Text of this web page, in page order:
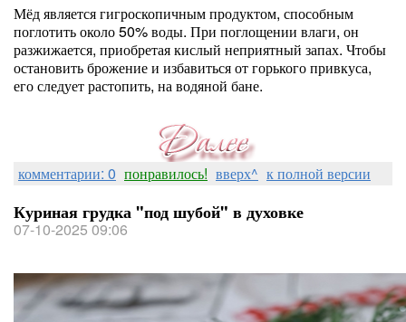
Мёд является гигроскопичным продуктом, способным
поглотить около 50% воды. При поглощении влаги, он
разжижается, приобретая кислый неприятный запах. Чтобы
остановить брожение и избавиться от горького привкуса,
его следует растопить, на водяной бане.
комментарии: 0 понравилось! вверх^ к полной версии
Куриная грудка "под шубой" в духовке
07-10-2025 09:06